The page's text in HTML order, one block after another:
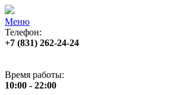
Меню
Телефон:
+7 (831) 262-24-24
Время работы:
10:00 - 22:00